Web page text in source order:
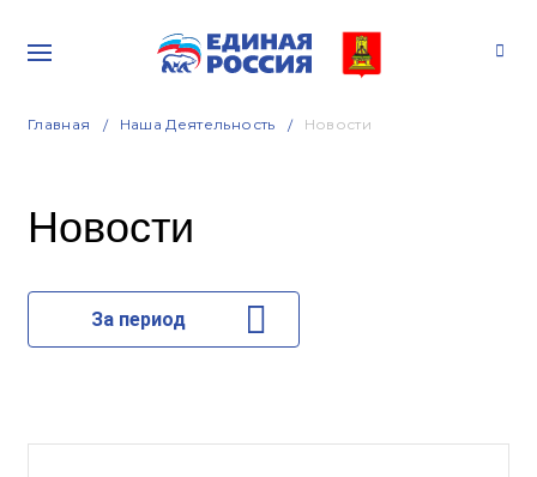
Главная Наша Деятельность Новости
Новости
За период